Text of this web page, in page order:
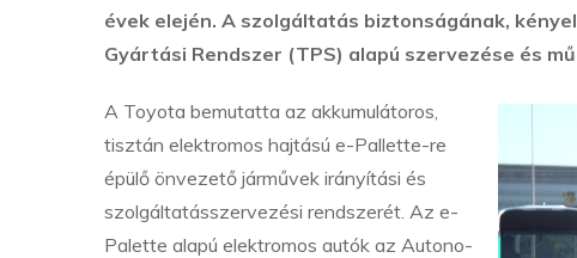
évek elején. A szolgáltatás biztonságának,
Gyártási Rendszer (TPS) alapú szervezése és
A Toyota bemutatta az akkumulátoros,
tisztán elektromos hajtású e-Pallette-re
épülő önvezető járművek irányítási és
szolgáltatásszervezési rendszerét. Az e-
Palette alapú elektromos autók az Autono-